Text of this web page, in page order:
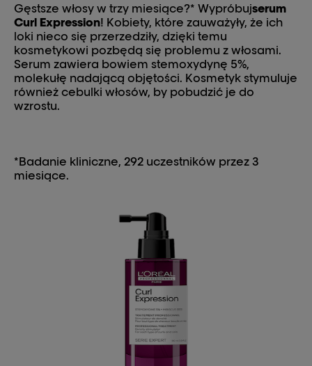
Gęstsze włosy w trzy miesiące?* Wypróbujserum
Curl Expression! Kobiety, które zauważyły, że ich
loki nieco się przerzedziły, dzięki temu
kosmetykowi pozbędą się problemu z włosami.
Serum zawiera bowiem stemoxydynę 5%,
molekułę nadającą objętości. Kosmetyk stymuluje
również cebulki włosów, by pobudzić je do
wzrostu.
*Badanie kliniczne, 292 uczestników przez 3
miesiące.